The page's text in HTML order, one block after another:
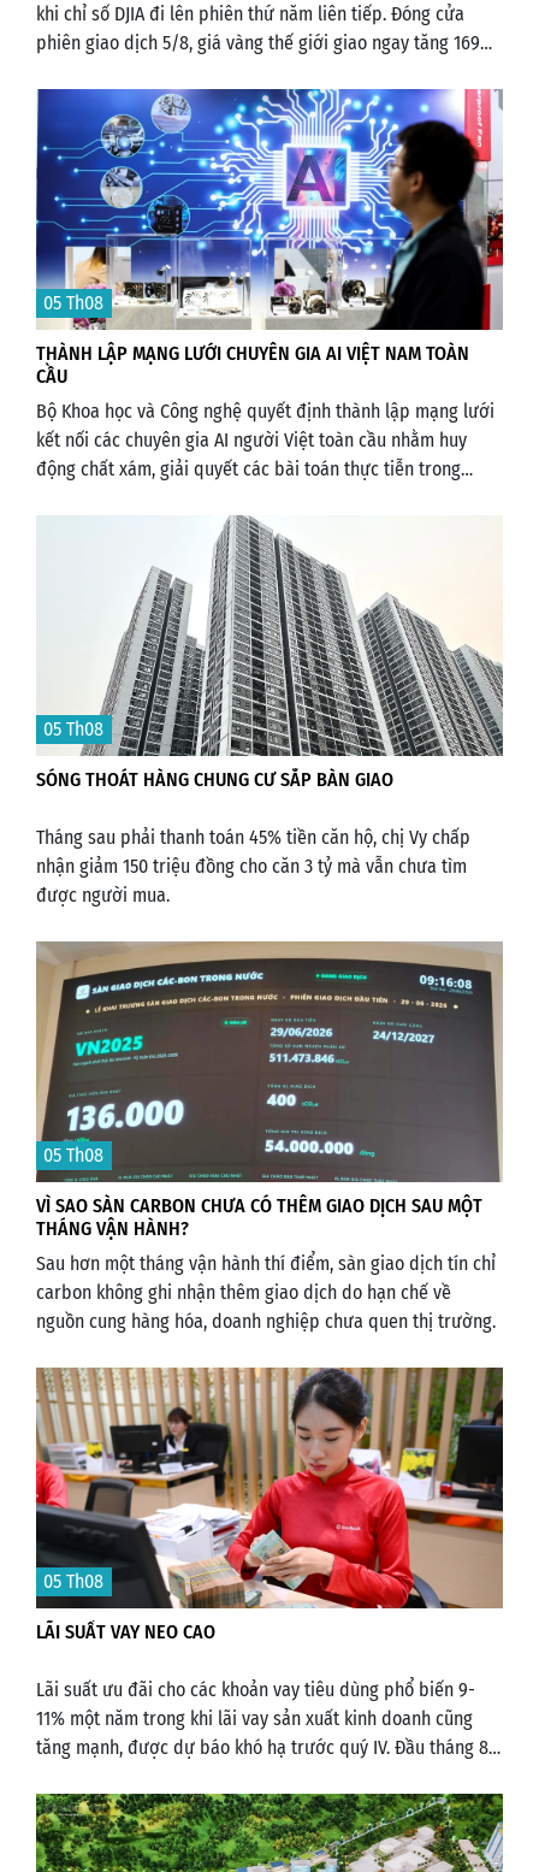
khi chỉ số DJIA đi lên phiên thứ năm liên tiếp. Đóng cửa
phiên giao dịch 5/8, giá vàng thế giới giao ngay tăng 169
hiện chạm 4.290 USD.
05 Th08
THÀNH LẬP MẠNG LƯỚI CHUYÊN GIA AI VIỆT NAM TOÀN
CẦU
Bộ Khoa học và Công nghệ quyết định thành lập mạng lưới
kết nối các chuyên gia AI người Việt toàn cầu nhằm huy
động chất xám, giải quyết các bài toán thực tiễn trong
05 Th08
SÓNG THOÁT HÀNG CHUNG CƯ SẮP BÀN GIAO
Tháng sau phải thanh toán 45% tiền căn hộ, chị Vy chấp
nhận giảm 150 triệu đồng cho căn 3 tỷ mà vẫn chưa tìm
được người mua.
05 Th08
VÌ SAO SÀN CARBON CHƯA CÓ THÊM GIAO DỊCH SAU MỘT
THÁNG VẬN HÀNH?
Sau hơn một tháng vận hành thí điểm, sàn giao dịch tín chỉ
carbon không ghi nhận thêm giao dịch do hạn chế về
nguồn cung hàng hóa, doanh nghiệp chưa quen thị trường.
05 Th08
LÃI SUẤT VAY NEO CAO
Lãi suất ưu đãi cho các khoản vay tiêu dùng phổ biến 9-
11% một năm trong khi lãi vay sản xuất kinh doanh cũng
tăng mạnh, được dự báo khó hạ trước quý IV. Đầu tháng 8,
HCM) quyết định tất toán khoản vay khi sắp hết hạn thời
gian hưởng ưu đãi lãi suất 6% một năm.